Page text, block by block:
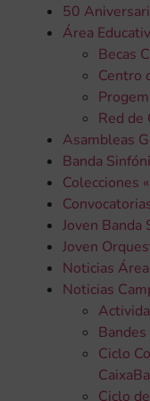
50
Área
Becas
Centro
Progem
Red de
Asambleas
Banda
Colecciones
Joven Banda
Joven
Noticias
Noticias
Ciclo
Ciclo